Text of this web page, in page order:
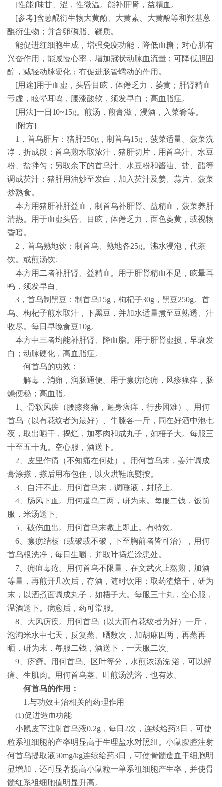
[性能]味甘、涩，性微温。能补肝肾，益精血。
[参考]含蒽醌衍生物大黄酚、大黄素、大黄酸等和羟基蒽
醌衍生物；并含卵磷脂、鞣质。
能促进红细胞生成，增强免疫功能，降低血糖；对心肌有
兴奋作用，能减慢心率，增加冠状动脉血流量；可降低胆固
醇，减轻动脉硬化；有促进肠管蠕动的作用。
[用途]用于血虚，头昏目眩，体倦乏力，萎黄；肝肾精血
亏虚，眩晕耳鸣，腰漆酸软，须发早白；高血脂症。
[用法]一日 10~15g。煎汤，煎膏滋，浸酒，入菜肴等。
[附方]
1 ，首乌肝片：猪肝250g ，制首乌15g ，菠菜适量。菠菜洗
净，折成段；首乌煎水取浓汁，猪肝切片，用首乌汁、水豆
粉、盐拌匀；另取余下的首乌汁、水豆粉和酱油、盐、醋等
调成芡汁；猪肝用油炒至发白，加入芡汁及姜、蒜片、菠菜
炒熟食。
本方用猪肝补肝益血，制首乌补肝肾、益精血，菠菜养肝
清热。用于血虚头昏、目眩，体倦乏力，面色萎黄，或视物
昏暗。
2 ，首乌熟地饮：制首乌、熟地各25g。沸水浸泡，代茶
饮。或煎汤饮。
本方用二者补肝肾、益精血。用于肝肾精血不足，眩晕耳
鸣，须发早白。
3 ，首乌制黑豆：制首乌15g ，枸杞子30g ，黑豆250g。首
乌、枸杞子煎水取汁，下黑豆，并加水适量煮至豆熟透、汁
收尽。每日早晚食豆10g。
本方中三者均能补肝肾、降血脂。用于肝肾虚损，早衰发
白；动脉硬化，高血脂症。
何首乌的功效：
解毒，消痈，润肠通便。用于瘰疠疮痈，风疹瘙痒，肠
燥便秘；高血脂。
1
、骨软风疾（腰膝疼痛，遍身瘙痒，行步困难）。用何
首乌（以有花纹者为最好）、牛膝各一斤，同在好酒中泡七
夜，取出晒干，捣烂，加枣肉和成丸子，如梧子大。每服三
十至五十丸。空心服，酒送下。
2 、皮里作痛（不知痛在何处）。用何首乌末，姜汁调成
膏涂搽，搽后用布包住，以火烘鞋底熨按。
3 、自汗不止。用何首乌末，调唾液，封脐上。
4 、肠风下血。用何道乌二两，研为末。每服二钱，饭前
服，米汤送下。
5 、破伤血出。用何首乌末敷上即止。有特效。
6 、瘰疬结核（或破或不破，下至胸前者皆可治），用何
首乌根洗净，每日生嚼，并取叶捣烂涂患处。
7 、痈疽毒疮。用何首乌不限量，在文武火上熬煎，加酒
等量，再煎开几次后，存酒，随时饮用；取药渣焙干，研为
末，以酒煮面调成丸子，如梧子大。每服三十丸，空心服，
温酒送下。病愈后，药可常服。
8 、大风疠疾。用何首乌（以大而有花纹者为好）一斤，
泡淘米水中七天，反复蒸、晒数次，加胡麻四两，再蒸再
晒，研为末，每服二钱，酒送下，一天服二次。
9 、疥癣。用何首乌、区叶等分，水煎浓汤洗 浴，可以解
痛、生肌肉。用何首乌茎、叶煎汤洗浴，也有效。
何首乌的作用：
1.与功效主治相关的药理作用
(1)促进造血功能
小鼠皮下注射首乌液0.2g ，每日 2次，连续给药3日，可使
粒系祖细胞的产率明显高于生理盐水对照组。小鼠腹腔注射
何首乌提取液50mg/kg连续给药3日，可使骨髓造血干细胞明
显增加，还可显著提高小鼠粒一单系祖细胞产生率，并使骨
髓红系祖细胞值明显升高。